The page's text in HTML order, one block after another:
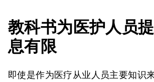
教科书为医护人员
息有限
即使是作为医疗从业人员主要知识